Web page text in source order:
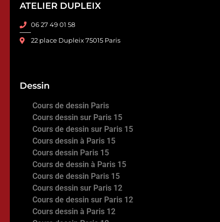
ATELIER DUPLEIX
06 27 49 01 58
22 place Dupleix 75015 Paris
Dessin
Cours de dessin Paris
Cours dessin sur Paris 15
Cours de dessin sur Paris 15
Cours dessin à Paris 15
Cours dessin Paris 15
Cours de dessin à Paris 15
Cours de dessin Paris 15
Cours dessin sur Paris 12
Cours de dessin sur Paris 12
Cours dessin à Paris 12